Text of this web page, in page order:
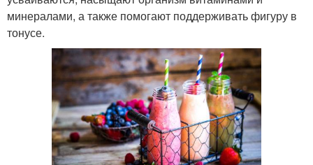
минералами, а также помогают поддерживать фигуру в
тонусе.